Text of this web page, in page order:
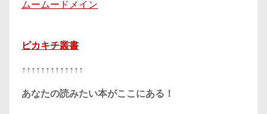
ムームードメイン
ピカキチ叢書
↑↑↑↑↑↑↑↑↑↑↑↑↑
あなたの読みたい本がここにある！